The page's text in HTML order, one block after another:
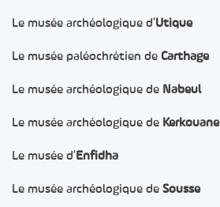
Le musée archéologique d’Utique
Le musée paléochrétien de Carthage
Le musée archéologique de Nabeul
Le musée archéologique de Kerkouane
Le musée d’Enfidha
Le musée archéologique de Sousse